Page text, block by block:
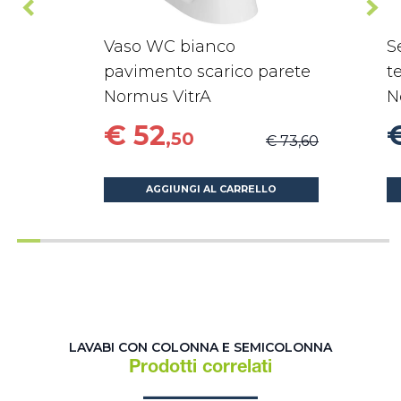
Vaso WC bianco
pavimento scarico parete
Normus VitrA
€ 52,50 € 73,60
AGGIUNGI AL CARRELLO
LAVABI CON COLONNA E SEMICOLONNA
Prodotti correlati